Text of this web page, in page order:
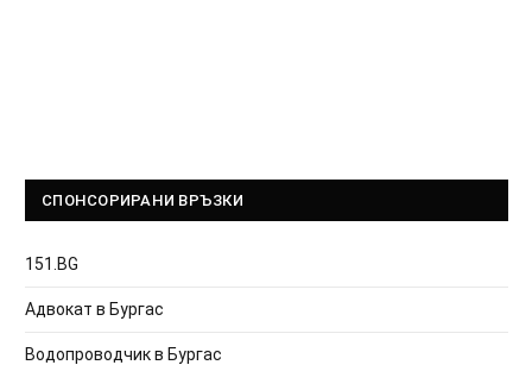
СПОНСОРИРАНИ ВРЪЗКИ
151.BG
Адвокат в Бургас
Водопроводчик в Бургас